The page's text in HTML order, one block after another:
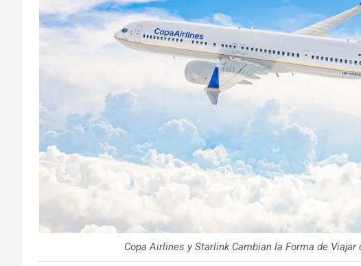
Copa Airlines y Starlink Cambian la Forma de